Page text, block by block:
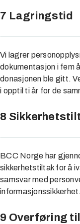
7 Lagringstid
Vi lagrer
dokumentasjon i fem
donasjonen ble gitt.
i opptil ti år for de
8
BCC Norge har
sikkerhetstiltak for å
samsvar med
informasjonssikkerhet.
9 Overføring